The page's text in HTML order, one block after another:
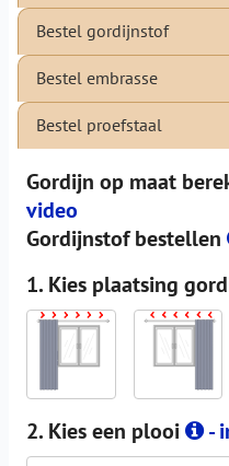
Bestel gordijnstof
Bestel embrasse
Bestel proefstaal
Gordijn op maat
video
Gordijnstof bestellen
1. Kies plaatsing
2. Kies een plooi -